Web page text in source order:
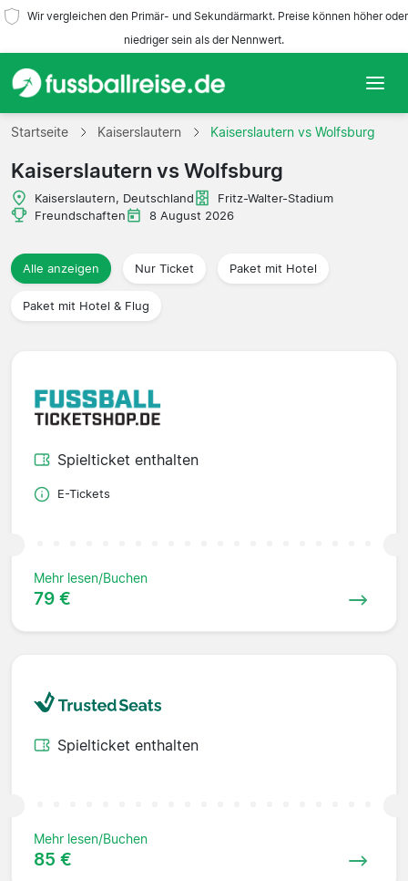
Wir vergleichen den Primär- und Sekundärmarkt. Preise können höher oder
niedriger sein als der Nennwert.
Startseite
Mannschaften
Ligen
Reisebüros
Startseite Kaiserslautern Kaiserslautern vs Wolfsburg
Kaiserslautern vs Wolfsburg
Kaiserslautern, Deutschland
Fritz-Walter-Stadium
Freundschaften
8 August 2026
Alle anzeigen Nur Ticket Paket mit Hotel
Paket mit Hotel & Flug
Spielticket enthalten
E-Tickets
Mehr lesen/Buchen
79 €
Spielticket enthalten
Mehr lesen/Buchen
85 €